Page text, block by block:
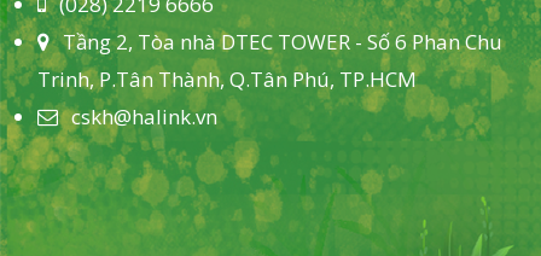
Tầng 2, Tòa nhà DTEC TOWER - Số 6 Phan Chu
Trinh, P.Tân Thành, Q.Tân Phú, TP.HCM
cskh@halink.vn